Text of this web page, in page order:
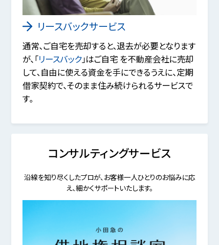
リースバックサービス
通常、ご自宅を売却すると、退去が必要となります
が、「リースバック」はご自宅 を不動産会社に売却
して、自由に使える資金を手にできるうえに、定期
借家契約で、そのまま住み続けられるサービスで
す。
コンサルティングサービス
沿線を知り尽くしたプロが、お客様一人ひとりのお悩みに応
え、細かくサポートいたします。